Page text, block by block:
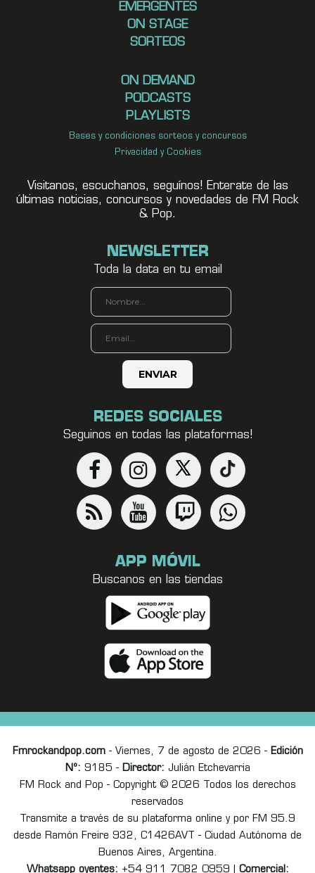
EMERGENTES
ON STAGE
SORTEOS
ON DEMAND
PODCASTS
PLAYLISTS
Bases y condiciones sorteos y concursos
Privacidad y Cookies
Visitanos, escuchanos, seguínos! Enterate de las
últimas noticias, concursos y novedades de FM Rock
& Pop.
NEWSLETTER
Toda la data en tu email
REDES SOCIALES
Seguinos en todas las plataformas!
APP MÓVIL
Buscanos en las tiendas
Fmrockandpop.com- Viernes, 7 de agosto de 2026 - Edición
Nº: 9185 - Director: Julián Etchevarria
FM Rock and Pop - Copyright © 2026 Todos los derechos
reservados
Transmite a través de su plataforma online y por FM 95.9
desde Ramón Freire 932, C1426AVT - Ciudad Autónoma de
Buenos Aires, Argentina.
Whatsapp oyentes: +54 911 7082 0959 | Comercial: